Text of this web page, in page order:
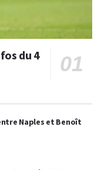
du 4
Naples et Benoît